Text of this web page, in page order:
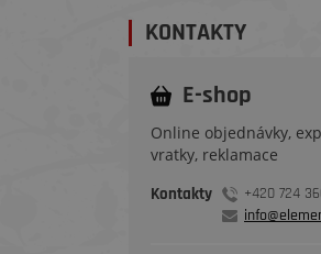
KONTAKTY
E-shop
Online objednávky,
vratky, reklamace
Kontakty
+420 724